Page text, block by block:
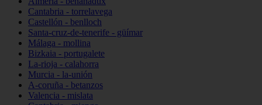
Cantabria - torrelavega
Castellón - benlloch
Santa-cruz-de-tenerife - güímar
Málaga - mollina
Bizkaia - portugalete
La-rioja - calahorra
Murcia - la-unión
A-coruña - betanzos
Valencia - mislata